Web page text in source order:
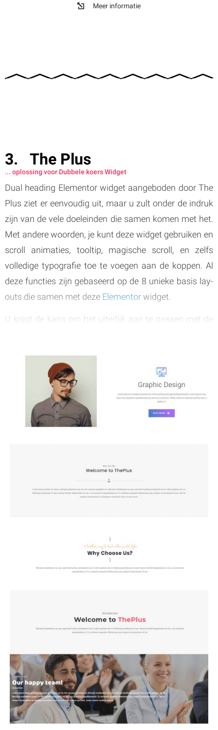
Meer informatie
The Plus
... oplossing voor Dubbele koers Widget
Dual heading Elementor widget aangeboden door The
Plus ziet er eenvoudig uit, maar u zult onder de indruk
zijn van de vele doeleinden die samen komen met het.
Met andere woorden, je kunt deze widget gebruiken en
scroll animaties, tooltip, magische scroll, en zelfs
volledige typografie toe te voegen aan de koppen. Al
deze functies zijn gebaseerd op de 8 unieke basis lay-
outs die samen met deze Elementorwidget.
U krijgt de kans om het uiterlijk aan te passen met de
waar u de look en feel kunt aanpassen aan uw
voorkeuren.